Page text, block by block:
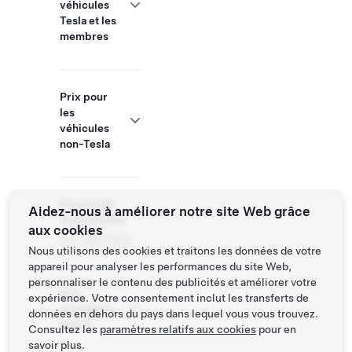
véhicules
Tesla et les
membres
Prix pour
les
véhicules
non-Tesla
Roadside
Assistance
877 798 3752
partenaire
NACS
Aidez-nous à améliorer notre site Web grâce
aux cookies
Nous utilisons des cookies et traitons les données de votre
appareil pour analyser les performances du site Web,
personnaliser le contenu des publicités et améliorer votre
expérience. Votre consentement inclut les transferts de
données en dehors du pays dans lequel vous vous trouvez.
Consultez les paramètres relatifs aux cookies pour en
savoir plus.